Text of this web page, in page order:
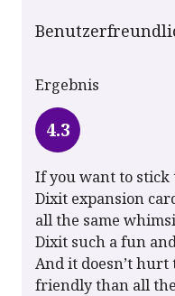
Ergebnis
4.3
If you want to stick
Dixit expansion
all the same
Dixit such a fun
And it doesn’t hurt
friendly than all